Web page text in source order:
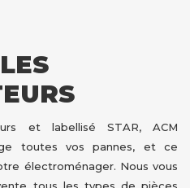
et labellisé STAR, ACM
toutes vos pannes, et ce
électroménager. Nous vous
tous les types de pièces